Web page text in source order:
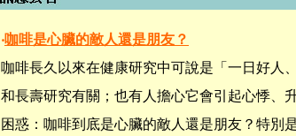
‧咖啡是心臟的敵人還是朋友？
咖啡長久以來在健康研究中可說是「一日好人
和長壽研究有關；也有人擔心它會引起心悸、
困惑：咖啡到底是心臟的敵人還是朋友？特別